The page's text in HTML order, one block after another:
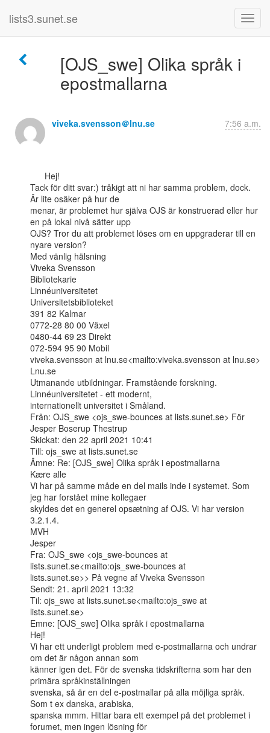
lists3.sunet.se
[OJS_swe] Olika språk i
epostmallarna
viveka.svensson＠lnu.se 7:56 a.m.
Tack för ditt svar:) tråkigt att ni har samma problem, dock.
Är lite osäker på hur de
menar, är problemet hur själva OJS är konstruerad eller hur
en på lokal nivå sätter upp
OJS? Tror du att problemet löses om en uppgraderar till en
nyare version?
Med vänlig hälsning
Viveka Svensson
Bibliotekarie
Linnéuniversitetet
Universitetsbiblioteket
391 82 Kalmar
0772-28 80 00 Växel
0480-44 69 23 Direkt
072-594 95 90 Mobil
viveka.svensson at lnu.se<mailto:viveka.svensson at lnu.se>
Lnu.se
Utmanande utbildningar. Framstående forskning.
Linnéuniversitetet - ett modernt,
internationellt universitet i Småland.
Från: OJS_swe <ojs_swe-bounces at lists.sunet.se> För
Jesper Boserup Thestrup
Skickat: den 22 april 2021 10:41
Till: ojs_swe at lists.sunet.se
Ämne: Re: [OJS_swe] Olika språk i epostmallarna
Kære alle
Vi har på samme måde en del mails inde i systemet. Som
jeg har forstået mine kollegaer
skyldes det en generel opsætning af OJS. Vi har version
3.2.1.4.
MVH
Jesper
Fra: OJS_swe <ojs_swe-bounces at
lists.sunet.se<mailto:ojs_swe-bounces at
lists.sunet.se>> På vegne af Viveka Svensson
Sendt: 21. april 2021 13:32
Til: ojs_swe at lists.sunet.se<mailto:ojs_swe at
lists.sunet.se>
Emne: [OJS_swe] Olika språk i epostmallarna
Hej!
Vi har ett underligt problem med e-postmallarna och undrar
om det är någon annan som
känner igen det. För de svenska tidskrifterna som har den
primära språkinställningen
svenska, så är en del e-postmallar på alla möjliga språk.
Som t ex danska, arabiska,
spanska mmm. Hittar bara ett exempel på det problemet i
forumet, men ingen lösning för